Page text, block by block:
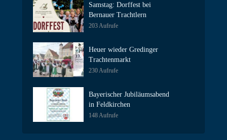
Samstag: Dorffest bei
Bernauer Trachtlern
203 Aufrufe
Heuer wieder Gredinger
Trachtenmarkt
230 Aufrufe
Bayerischer Jubiläumsabend
in Feldkirchen
148 Aufrufe